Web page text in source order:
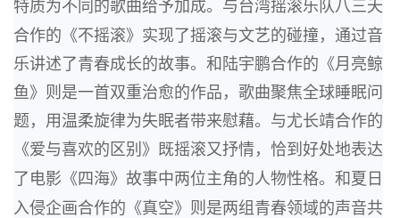
特质为不同的歌曲给予加成。与台湾摇滚乐 队八三夭
合作的《不摇滚》实现了摇滚与文艺的碰撞， 通过音
乐讲述了青春成长的故事。 和陆宇鹏合作的《月亮鲸
鱼》则是一首双重治愈的作品，歌曲聚焦全球睡眠问
题，用温柔旋律为失眠者带来慰藉。与尤长靖合作的
《爱与喜欢的区别》既摇滚又抒情，恰到好处地表达
了电影《四海》故事中两位主角的人物性格。和夏日
入侵企画合作的《真空》则是两组青春领域的声音共